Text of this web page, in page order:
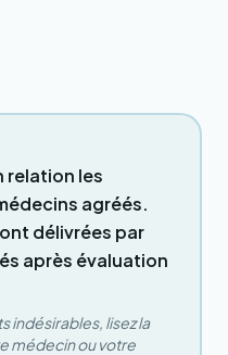
relation les
agréés.
délivrées par
après évaluation
indésirables, lisez la
médecin ou votre